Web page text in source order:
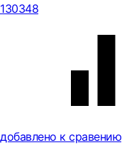
130348
добавлено к сравению